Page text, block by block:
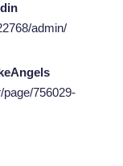
admin/
756029-